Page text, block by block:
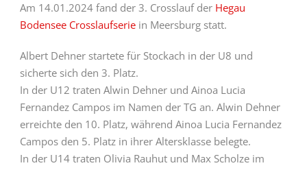
Am 14.01.2024 fand der 3. Crosslauf der Hegau
Bodensee Crosslaufserie in Meersburg statt.
Albert Dehner startete für Stockach in der U8 und
sicherte sich den 3. Platz.
In der U12 traten Alwin Dehner und Ainoa Lucia
Fernandez Campos im Namen der TG an. Alwin Dehner
erreichte den 10. Platz, während Ainoa Lucia Fernandez
Campos den 5. Platz in ihrer Altersklasse belegte.
In der U14 traten Olivia Rauhut und Max Scholze im